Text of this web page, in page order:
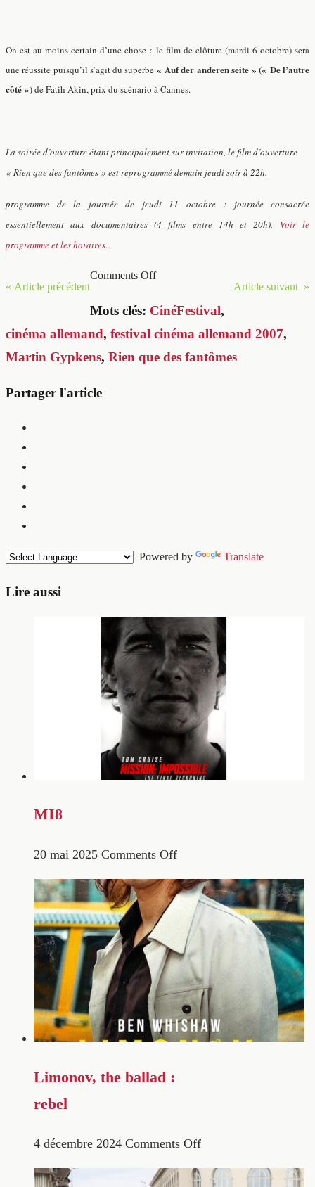
On est au moins certain d’une chose : le film de clôture (mardi 6 octobre) sera
une réussite puisqu’il s’agit du superbe « Auf der anderen seite » (« De l’autre
côté »)de Fatih Akin, prix du scénario à Cannes.
La soirée d’ouverture étant principalement sur invitation, le film d’ouverture
« Rien que des fantômes » est reprogrammé demain jeudi soir à 22h.
programme de la journée de jeudi 11 octobre : journée consacrée
essentiellement aux documentaires (4 films entre 14h et 20h). Voir le
programme et les horaires…
« Article précédent Article suivant »
Comments Off
Mots clés: CinéFestival,
cinéma allemand, festival cinéma allemand 2007,
Martin Gypkens, Rien que des fantômes
Partager l'article
Powered by Translate
Lire aussi
MI8
20 mai 2025 Comments Off
Limonov, the ballad :
rebel
4 décembre 2024 Comments Off